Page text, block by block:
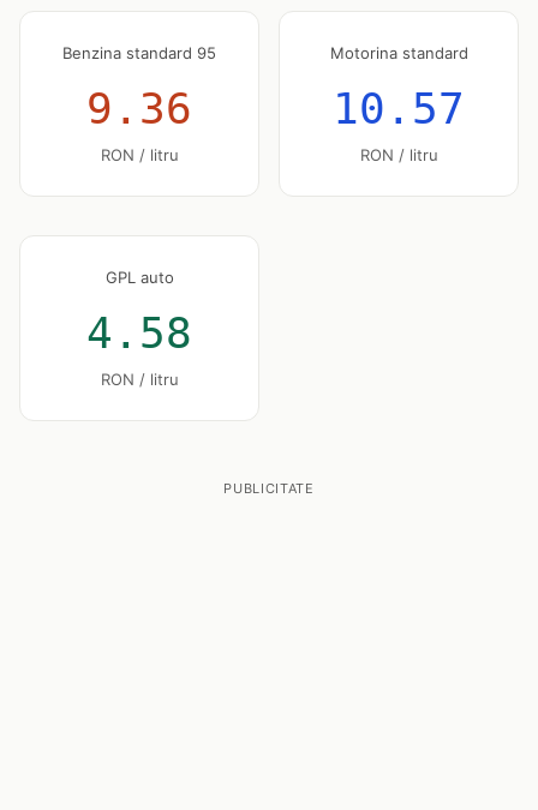
Benzina standard 95
9.36
RON / litru
Motorina standard
10.57
RON / litru
GPL auto
4.58
RON / litru
PUBLICITATE